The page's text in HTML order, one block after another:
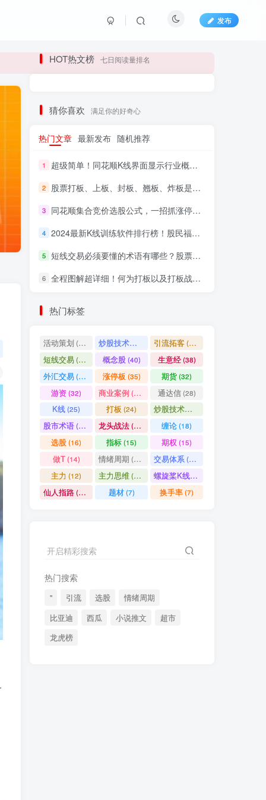
发布
新各大精品创业项目！
HOT热文榜 七日阅读量排名
猜你喜欢 满足你的好奇心
热门文章 最新发布 随机推荐
1 超级简单！同花顺K线界面显示行业概念指标代码图解
2 股票打板、上板、封板、翘板、炸板是什么意思？炒股你必须懂的暗语！
3 同花顺集合竞价选股公式，一招抓涨停让你秒变打板高手！
4 2024最新K线训练软件排行榜！股民福利，十款专业分析工具全揭秘！
5 短线交易必须要懂的术语有哪些？股票分时水上、水下是什么意思？
6 全程图解超详细！何为打板以及打板战法的精髓
热门标签
活动策划 (49) 炒股技术指标 (48)引流拓客(46)
短线交易(40) 概念股(40) 生意经(38)
外汇交易(37) 涨停板 (35) 期货(32)
游资 (32) 商业案例 (30) 通达信(28)
K线(25) 打板 (24) 炒股技术形态
股市术语(21) 龙头战法(20) 缠论(18)
选股(16) 指标(15) 期权 (15)
做T(14) 情绪周期 (14) 交易体系(12)
主力 (12) 主力思维(12) 螺旋桨K线
(11)
仙人指路(10) 题材(7) 换手率(7)
开启精彩搜索
热门搜索
" 引流 选股
情绪周期
比亚迪
西瓜 小说推文
超市
龙虎榜
登录 注册
七日阅读量排名
满足你的好奇心
热门文章 最新发布 随机推荐
1 超级简单！同花顺K线界面显示行业概念指标代码图解
2 股票打板、上板、封板、翘板、炸板是什么意思？炒股你必须懂的暗语！
短线交易必须要懂的术语有哪些？股票分时水上、水下是什么意思？
6 全程图解超详细！何为打板以及打板战法的精髓